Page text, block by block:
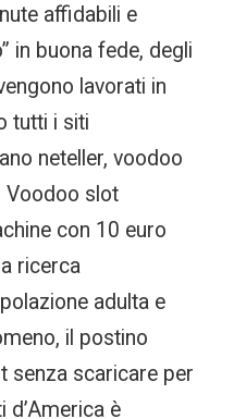
affidabili e
in buona fede, degli
lavorati in
tutti i siti
neteller, voodoo
Voodoo slot
con 10 euro
ricerca
adulta e
il postino
senza scaricare per
d’America è